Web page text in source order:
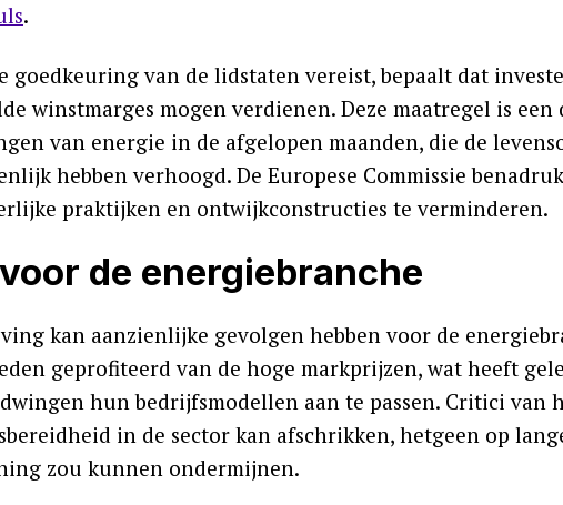
.
goedkeuring van de lidstaten vereist, bepaalt dat
winstmarges mogen verdienen. Deze maatregel is
van energie in de afgelopen maanden, die de
hebben verhoogd. De Europese Commissie
praktijken en ontwijkconstructies te verminderen.
de energiebranche
kan aanzienlijke gevolgen hebben voor de
geprofiteerd van de hoge markprijzen, wat heeft
hun bedrijfsmodellen aan te passen. Critici van
in de sector kan afschrikken, hetgeen op
zou kunnen ondermijnen.